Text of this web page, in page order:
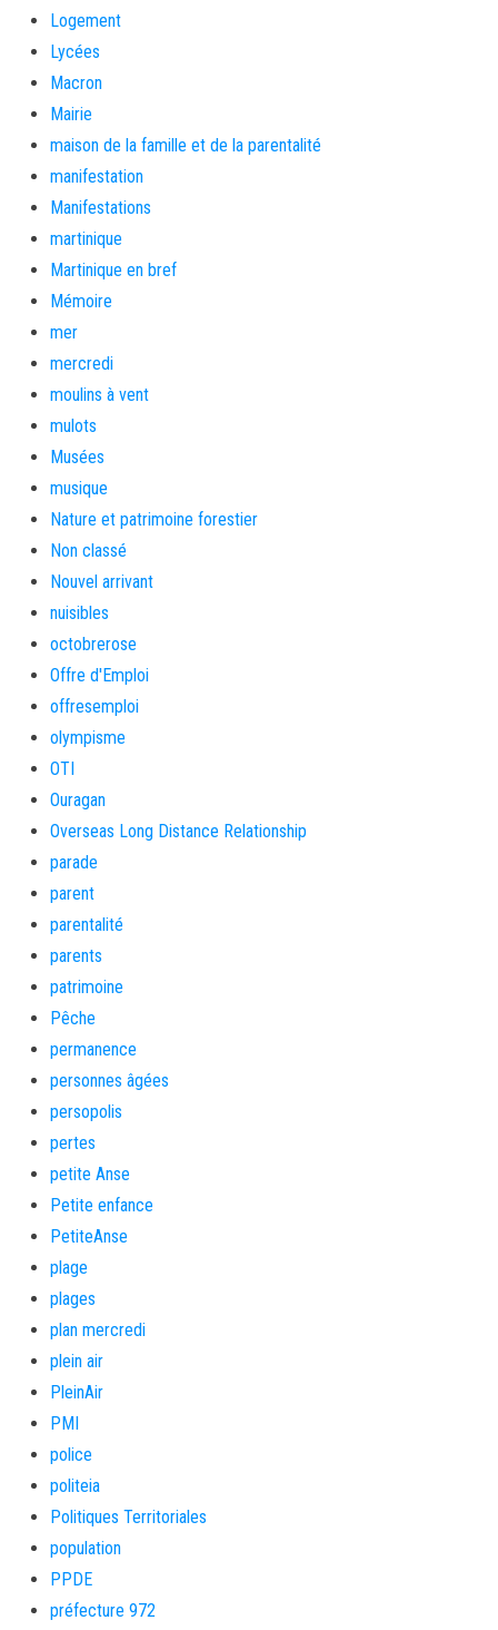
Logement
Lycées
Macron
Mairie
maison de la famille et de la parentalité
manifestation
Manifestations
martinique
Martinique en bref
Mémoire
mer
mercredi
moulins à vent
mulots
Musées
musique
Nature et patrimoine forestier
Non classé
Nouvel arrivant
nuisibles
octobrerose
Offre d'Emploi
offresemploi
olympisme
OTI
Ouragan
Overseas Long Distance Relationship
parade
parent
parentalité
parents
patrimoine
Pêche
permanence
personnes âgées
persopolis
pertes
petite Anse
Petite enfance
PetiteAnse
plage
plages
plan mercredi
plein air
PleinAir
PMI
police
politeia
Politiques Territoriales
population
PPDE
préfecture 972